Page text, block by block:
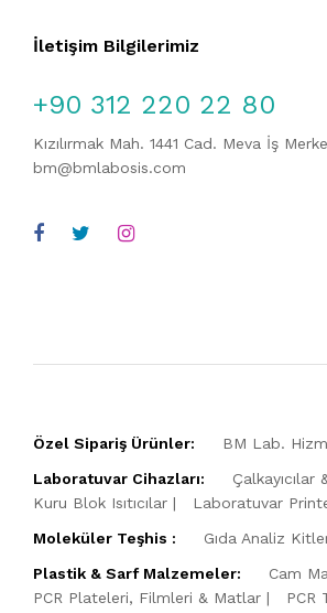
İletişim Bilgilerimiz
+90 312 220 22 80
Kızılırmak Mah. 1441 Cad. Meva İş
bm@bmlabosis.com
Özel Sipariş Ürünler: BM Lab.
Laboratuvar Cihazları:
Çalkayıcılar
Kuru Blok Isıtıcılar
Laboratuvar
Moleküler Teşhis :
Gıda Analiz
Plastik & Sarf Malzemeler:
Cam
PCR Plateleri, Filmleri & Matlar
PCR